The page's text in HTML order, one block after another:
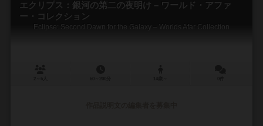
エクリプス：銀河の第二の夜明け – ワールド・アファ
ー・コレクション
Eclipse: Second Dawn for the Galaxy – Worlds Afar Collection